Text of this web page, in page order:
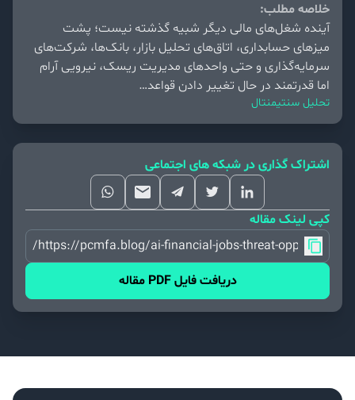
خلاصه مطلب:
آینده شغل‌های مالی دیگر شبیه گذشته نیست؛ پشت
میزهای حسابداری، اتاق‌های تحلیل بازار، بانک‌ها، شرکت‌های
سرمایه‌گذاری و حتی واحدهای مدیریت ریسک، نیرویی آرام
اما قدرتمند در حال تغییر دادن قواعد…
تحلیل سنتیمنتال
اشتراک گذاری در شبکه های اجتماعی
کپی لینک مقاله
https://pcmfa.blog/ai-financial-jobs-threat-opportunity/
دریافت فایل PDF مقاله